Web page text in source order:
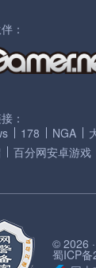
：
：
178 NGA
百分网安卓游戏
© 2026
蜀ICP